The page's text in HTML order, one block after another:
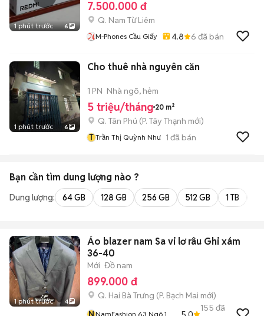
1 phút trước 6
7.500.000 đ
Q. Nam Từ Liêm
M-Phones Cầu Giấy 4.8 6 đã bán
1 phút trước 6
Cho thuê nhà nguyên căn
1 PN Nhà ngõ, hẻm
5 triệu/tháng 20 m²
Q. Tân Phú (P. Tây Thạnh mới)
T Trần Thị Quỳnh Như 1 đã bán
Bạn cần tìm dung lượng nào ?
Dung lượng: 64 GB 128 GB 256 GB 512 GB 1 TB
1 phút trước 4
Áo blazer nam Sa vi lơ râu Ghi xám
36-40
Mới Đồ nam
899.000 đ
Q. Hai Bà Trưng (P. Bạch Mai mới)
NamFashion 63 Ngõ 105
155 đã